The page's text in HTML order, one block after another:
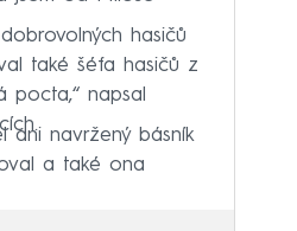
hasičů
také šéfa hasičů z
pocta,“ napsal
ani navržený básník
a také ona